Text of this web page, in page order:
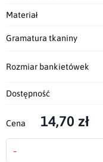
Materiał
Gramatura tkaniny
Rozmiar bankietówek
Dostępność
Cena 14,70 zł
-